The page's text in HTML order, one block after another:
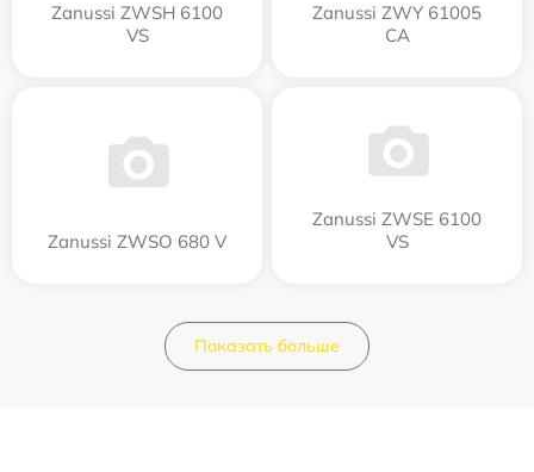
Zanussi ZWSH 6100
VS
Zanussi ZWY 61005
CA
Zanussi ZWSO 680 V
Zanussi ZWSE 6100
VS
Показать больше